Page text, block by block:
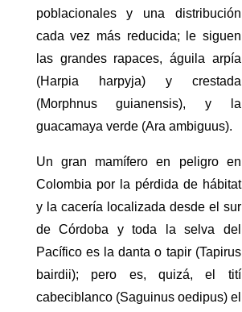
poblacionales y una distribución
cada vez más reducida; le siguen
las grandes rapaces, águila arpía
(Harpia harpyja) y crestada
(Morphnus guianensis), y la
guacamaya verde (Ara ambiguus).
Un gran mamífero en peligro en
Colombia por la pérdida de hábitat
y la cacería localizada desde el sur
de Córdoba y toda la selva del
Pacífico es la danta o tapir (Tapirus
bairdii); pero es, quizá, el tití
cabeciblanco (Saguinus oedipus) el